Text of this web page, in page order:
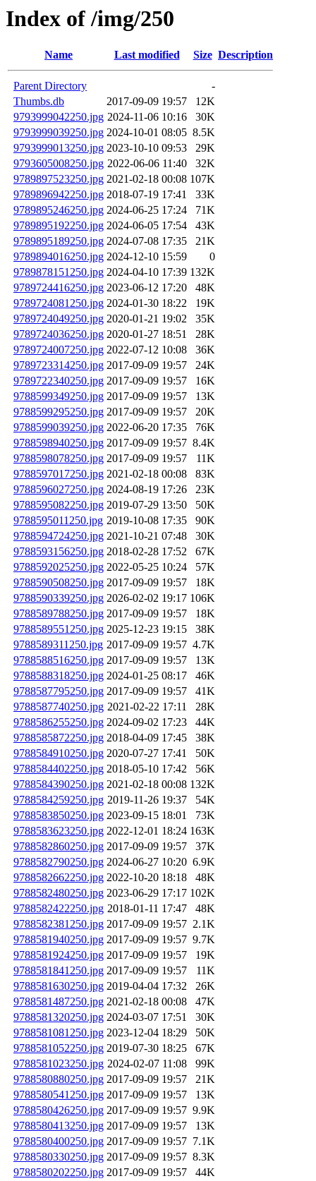
Index of /img/250
Name Last modified Size Description
Parent Directory
-
Thumbs.db
2017-09-09 19:57
12K
9793999042250.jpg 2024-11-06 10:16
30K
9793999039250.jpg 2024-10-01 08:05 8.5K
9793999013250.jpg 2023-10-10 09:53
29K
9793605008250.jpg 2022-06-06 11:40
32K
9789897523250.jpg 2021-02-18 00:08 107K
9789896942250.jpg 2018-07-19 17:41
33K
9789895246250.jpg 2024-06-25 17:24
71K
9789895192250.jpg 2024-06-05 17:54
43K
9789895189250.jpg 2024-07-08 17:35
21K
9789894016250.jpg 2024-12-10 15:59
0
9789878151250.jpg 2024-04-10 17:39 132K
9789724416250.jpg 2023-06-12 17:20
48K
9789724081250.jpg 2024-01-30 18:22
19K
9789724049250.jpg 2020-01-21 19:02
35K
9789724036250.jpg 2020-01-27 18:51
28K
9789724007250.jpg 2022-07-12 10:08
36K
9789723314250.jpg 2017-09-09 19:57
24K
9789722340250.jpg 2017-09-09 19:57
16K
9788599349250.jpg 2017-09-09 19:57
13K
9788599295250.jpg 2017-09-09 19:57
20K
9788599039250.jpg 2022-06-20 17:35
76K
9788598940250.jpg 2017-09-09 19:57 8.4K
9788598078250.jpg 2017-09-09 19:57
11K
9788597017250.jpg 2021-02-18 00:08
83K
9788596027250.jpg 2024-08-19 17:26
23K
9788595082250.jpg 2019-07-29 13:50
50K
9788595011250.jpg 2019-10-08 17:35
90K
9788594724250.jpg 2021-10-21 07:48
30K
9788593156250.jpg 2018-02-28 17:52
67K
9788592025250.jpg 2022-05-25 10:24
57K
9788590508250.jpg 2017-09-09 19:57
18K
9788590339250.jpg 2026-02-02 19:17 106K
9788589788250.jpg 2017-09-09 19:57
18K
9788589551250.jpg 2025-12-23 19:15
38K
9788589311250.jpg 2017-09-09 19:57 4.7K
9788588516250.jpg 2017-09-09 19:57
13K
9788588318250.jpg 2024-01-25 08:17
46K
9788587795250.jpg 2017-09-09 19:57
41K
9788587740250.jpg 2021-02-22 17:11
28K
9788586255250.jpg 2024-09-02 17:23
44K
9788585872250.jpg 2018-04-09 17:45
38K
9788584910250.jpg 2020-07-27 17:41
50K
9788584402250.jpg 2018-05-10 17:42
56K
9788584390250.jpg 2021-02-18 00:08 132K
9788584259250.jpg 2019-11-26 19:37
54K
9788583850250.jpg 2023-09-15 18:01
73K
9788583623250.jpg 2022-12-01 18:24 163K
9788582860250.jpg 2017-09-09 19:57
37K
9788582790250.jpg 2024-06-27 10:20 6.9K
9788582662250.jpg 2022-10-20 18:18
48K
9788582480250.jpg 2023-06-29 17:17 102K
9788582422250.jpg 2018-01-11 17:47
48K
9788582381250.jpg 2017-09-09 19:57 2.1K
9788581940250.jpg 2017-09-09 19:57 9.7K
9788581924250.jpg 2017-09-09 19:57
19K
9788581841250.jpg 2017-09-09 19:57
11K
9788581630250.jpg 2019-04-04 17:32
26K
9788581487250.jpg 2021-02-18 00:08
47K
9788581320250.jpg 2024-03-07 17:51
30K
9788581081250.jpg 2023-12-04 18:29
50K
9788581052250.jpg 2019-07-30 18:25
67K
9788581023250.jpg 2024-02-07 11:08
99K
9788580880250.jpg 2017-09-09 19:57
21K
9788580541250.jpg 2017-09-09 19:57
13K
9788580426250.jpg 2017-09-09 19:57 9.9K
9788580413250.jpg 2017-09-09 19:57
13K
9788580400250.jpg 2017-09-09 19:57 7.1K
9788580330250.jpg 2017-09-09 19:57 8.3K
9788580202250.jpg 2017-09-09 19:57
44K